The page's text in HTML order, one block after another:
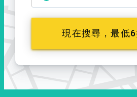
現在搜尋，最低